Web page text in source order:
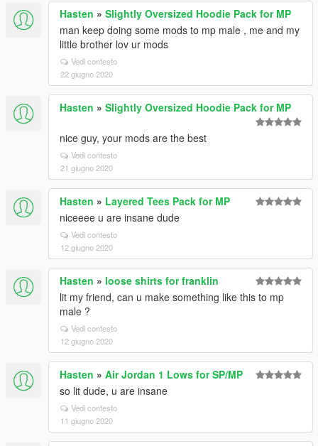
Hasten » Slightly Oversized Hoodie Pack for MP
man keep doing some mods to mp male , me and my
little brother lov ur mods
Vedi contesto
22 giugno 2020
Hasten » Slightly Oversized Hoodie Pack for MP
nice guy, your mods are the best
Vedi contesto
21 giugno 2020
Hasten » Layered Tees Pack for MP
niceeee u are insane dude
Vedi contesto
12 giugno 2020
Hasten » loose shirts for franklin
lit my friend, can u make something like this to mp
male ?
Vedi contesto
12 giugno 2020
Hasten » Air Jordan 1 Lows for SP/MP
so lit dude, u are insane
Vedi contesto
11 giugno 2020